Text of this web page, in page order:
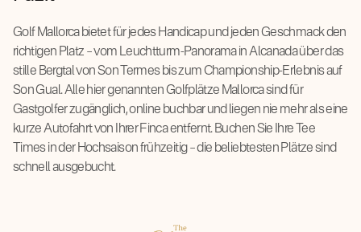
Golf Mallorca bietet für jedes Handicap und jeden Geschmack den
richtigen Platz – vom Leuchtturm-Panorama in Alcanada über das
stille Bergtal von Son Termes bis zum Championship-Erlebnis auf
Son Gual. Alle hier genannten Golfplätze Mallorca sind für
Gastgolfer zugänglich, online buchbar und liegen nie mehr als eine
kurze Autofahrt von Ihrer Finca entfernt. Buchen Sie Ihre Tee
Times in der Hochsaison frühzeitig – die beliebtesten Plätze sind
schnell ausgebucht.